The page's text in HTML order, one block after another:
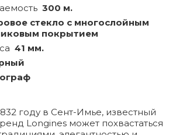
300 м.
стекло с многослойным
покрытием
41 мм.
году в Сент-Имье, известный
Longines может похвастаться